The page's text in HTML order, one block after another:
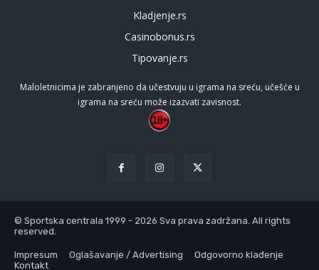
Kladjenje.rs
Casinobonus.rs
Tipovanje.rs
Maloletnicima je zabranjeno da učestvuju u igrama na sreću, učešće u
igrama na sreću može izazvati zavisnost.
© Sportska centrala 1999 - 2026 Sva prava zadržana. All rights
reserved.
Impresum Oglašavanje / Advertising
Odgovorno klađenje
Kontakt